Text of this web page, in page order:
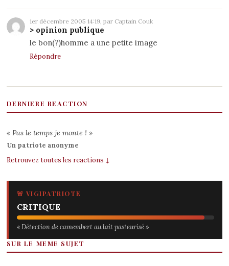
1er décembre 2005 14:19, par Captain Couk
> opinion publique
le bon(?)homme a une petite image
Répondre
DERNIERE REACTION
« Pas le temps je monte ! »
Un patriote anonyme
Retrouvez toutes les reactions ↓
🚨 VIGIPATRIOTE
CRITIQUE
« Détection de camembert au lait pasteurisé »
SUR LE MEME SUJET